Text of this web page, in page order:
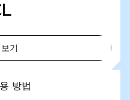
기
방법